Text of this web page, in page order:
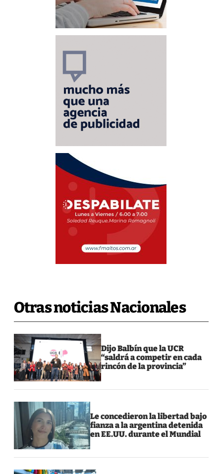
Otras noticias Nacionales
Dijo Balbín que la UCR
“saldrá a competir en cada
rincón de la provincia”
Le concedieron la libertad bajo
fianza a la argentina detenida
en EE.UU. durante el Mundial